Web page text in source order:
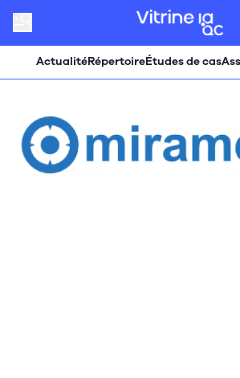
ActualitéRépertoireÉtudes de cas